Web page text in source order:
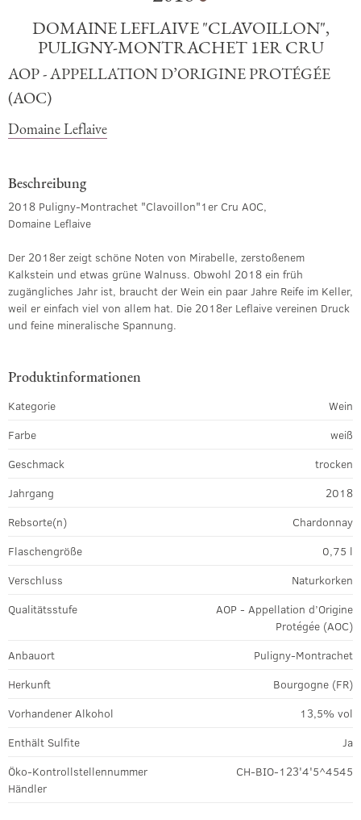
DOMAINE LEFLAIVE "CLAVOILLON",
PULIGNY-MONTRACHET 1ER CRU
AOP - APPELLATION D’ORIGINE PROTÉGÉE
(AOC)
Domaine Leflaive
Beschreibung
2018 Puligny-Montrachet "Clavoillon"1er Cru AOC,
Domaine Leflaive
Der 2018er zeigt schöne Noten von Mirabelle, zerstoßenem
Kalkstein und etwas grüne Walnuss. Obwohl 2018 ein früh
zugängliches Jahr ist, braucht der Wein ein paar Jahre Reife im Keller,
weil er einfach viel von allem hat. Die 2018er Leflaive vereinen Druck
und feine mineralische Spannung.
Produktinformationen
Kategorie
Wein
Farbe
weiß
Geschmack
trocken
Jahrgang
2018
Rebsorte(n)
Chardonnay
Flaschengröße
0,75 l
Verschluss
Naturkorken
Qualitätsstufe
AOP - Appellation d’Origine
Protégée (AOC)
Anbauort
Puligny-Montrachet
Herkunft
Bourgogne (FR)
Vorhandener Alkohol
13,5% vol
Enthält Sulfite
Ja
Öko-Kontrollstellennummer
Händler
CH-BIO-123'4'5^4545